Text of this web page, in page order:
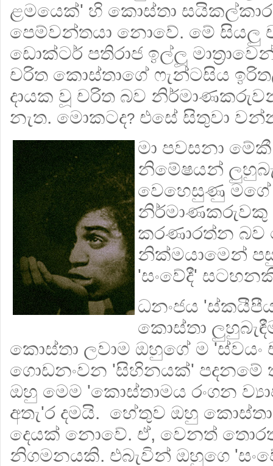
ළමයෙක්' හි කොස්තා සයිකල්කාර
පෙම්වන්තයා නොවේ. මේ සියලු
ඩොක්ටර් පතිරාජ ඉල්ලූ
චරිත කොස්තාගේ ෆැන්ටසිය
දායක වූ චරිත බව
නැත. මොකටද? එසේ සිතුවා
මා පවසනා
නිමේෂයන්
වෙහෙසුණු මගේ
නිර්මාණකරුවකු
කරණාරත්න බව
නික්මයාමෙන්
'සංවේදී'
ධනංජය
කොස්තා
කොස්තා ලවාම ඔහුගේ ම 'ස්වයං
ගොඩනංවන 'සිහිනයක්' පදනමේ
ඔහු මෙම 'කොස්තාමය රංගන
අතැ'ර දමයි. හේතුව ඔහු කොස්තා
දෙයක් නොවේ. ඒ, වෙනත්
නිගමනයකි. එබැවින් ඔහුගෙ